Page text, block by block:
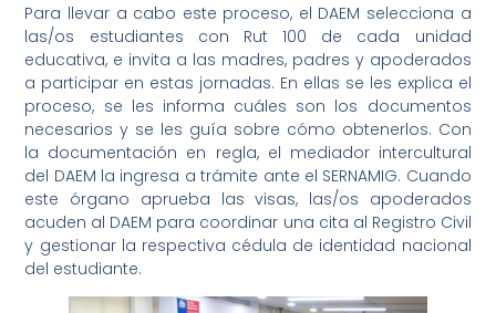
Para llevar a cabo este proceso, el DAEM selecciona a
las/os estudiantes con Rut 100 de cada unidad
educativa, e invita a las madres, padres y apoderados
a participar en estas jornadas. En ellas se les explica el
proceso, se les informa cuáles son los documentos
necesarios y se les guía sobre cómo obtenerlos. Con
la documentación en regla, el mediador intercultural
del DAEM la ingresa a trámite ante el SERNAMIG. Cuando
este órgano aprueba las visas, las/os apoderados
acuden al DAEM para coordinar una cita al Registro Civil
y gestionar la respectiva cédula de identidad nacional
del estudiante.